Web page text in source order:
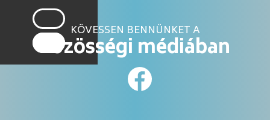
KÖVESSEN BENNÜNKET A
közösségi médiában